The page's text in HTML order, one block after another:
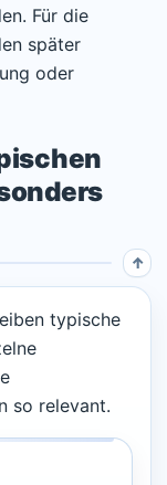
Für die
später
oder
typische
so relevant.